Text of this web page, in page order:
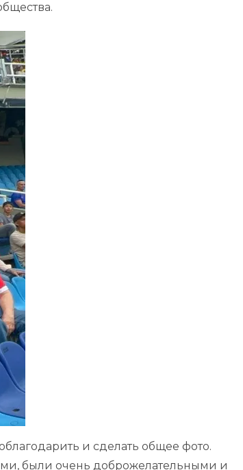
и сделать общее фото.
были очень доброжелательными и